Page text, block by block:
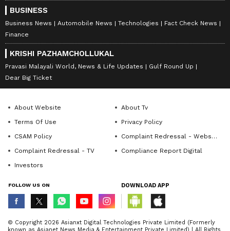
BUSINESS
Business News Automobile News Technologies
Fact Check News
Finance
KRISHI PAZHAMCHOLLUKAL
Pravasi Malayali World, News & Life Updates
Gulf Round Up
Dear Big Ticket
About Website
About Tv
Terms Of Use
Privacy Policy
CSAM Policy
Complaint Redressal - Website
Complaint Redressal - TV
Compliance Report Digital
Investors
FOLLOW US ON DOWNLOAD APP
© Copyright 2026 Asianxt Digital Technologies Private Limited (Formerly